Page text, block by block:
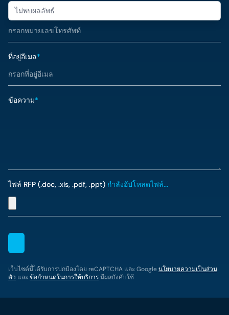
ไม่พบผลลัพธ์
หมายเลขโทรศัพท์
ที่อยู่อีเมล*
ข้อความ*
ไฟล์ RFP (.doc, .xls, .pdf, .ppt) กำลังอัปโหลดไฟล์...
เว็บไซต์นี้ได้รับการปกป้องโดย reCAPTCHA และ Googleนโยบายความเป็นส่วน
ตัว และ ข้อกำหนดในการให้บริการมีผลบังคับใช้